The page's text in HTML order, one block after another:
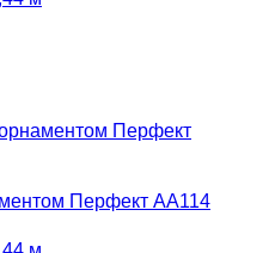
Перфект AA114